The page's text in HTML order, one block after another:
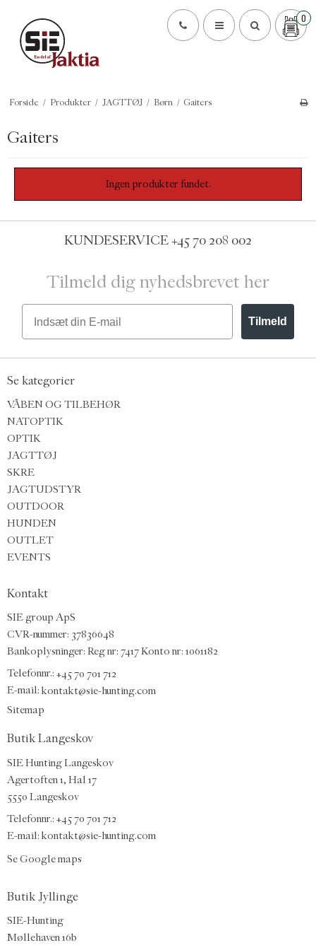
0
Forside / Produkter / JAGTTØJ / Børn / Gaiters
Gaiters
Ingen produkter fundet.
KUNDESERVICE+45 70 208 002
Tilmeld dig nyhedsbrevet her
Email
Tilmeld
Se kategorier
VÅBEN OG TILBEHØR
NATOPTIK
OPTIK
JAGTTØJ
SKRE
JAGTUDSTYR
OUTDOOR
HUNDEN
OUTLET
EVENTS
Kontakt
SIE group ApS
CVR-nummer: 37836648
Bankoplysninger: Reg nr: 7417 Konto nr: 1061182
Telefonnr.: +45 70 701 712
E-mail: kontakt@sie-hunting.com
Sitemap
Butik Langeskov
SIE Hunting Langeskov
Agertoften 1, Hal 17
5550 Langeskov
Telefonnr.: +45 70 701 712
E-mail: kontakt@sie-hunting.com
Se Google maps
Butik Jyllinge
SIE-Hunting
Møllehaven 16b